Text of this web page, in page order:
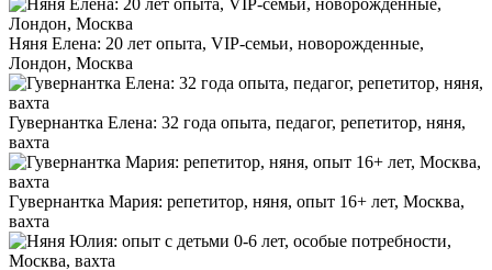
Няня Елена: 20 лет опыта, VIP-семьи, новорожденные,
Лондон, Москва
Гувернантка Елена: 32 года опыта, педагог, репетитор, няня,
вахта
Гувернантка Мария: репетитор, няня, опыт 16+ лет, Москва,
вахта